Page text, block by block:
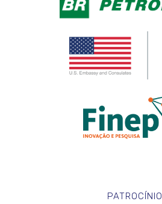
PATROCÍNIO